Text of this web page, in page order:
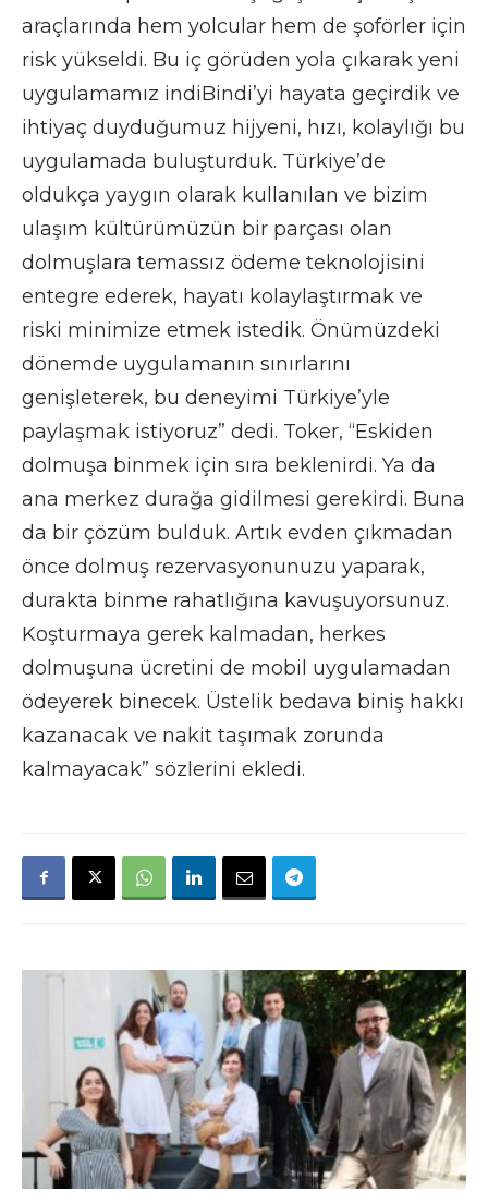
araçlarında hem yolcular hem de şoförler için
risk yükseldi. Bu iç görüden yola çıkarak yeni
uygulamamız indiBindi’yi hayata geçirdik ve
ihtiyaç duyduğumuz hijyeni, hızı, kolaylığı bu
uygulamada buluşturduk. Türkiye’de
oldukça yaygın olarak kullanılan ve bizim
ulaşım kültürümüzün bir parçası olan
dolmuşlara temassız ödeme teknolojisini
entegre ederek, hayatı kolaylaştırmak ve
riski minimize etmek istedik. Önümüzdeki
dönemde uygulamanın sınırlarını
genişleterek, bu deneyimi Türkiye’yle
paylaşmak istiyoruz” dedi. Toker, “Eskiden
dolmuşa binmek için sıra beklenirdi. Ya da
ana merkez durağa gidilmesi gerekirdi. Buna
da bir çözüm bulduk. Artık evden çıkmadan
önce dolmuş rezervasyonunuzu yaparak,
durakta binme rahatlığına kavuşuyorsunuz.
Koşturmaya gerek kalmadan, herkes
dolmuşuna ücretini de mobil uygulamadan
ödeyerek binecek. Üstelik bedava biniş hakkı
kazanacak ve nakit taşımak zorunda
kalmayacak” sözlerini ekledi.